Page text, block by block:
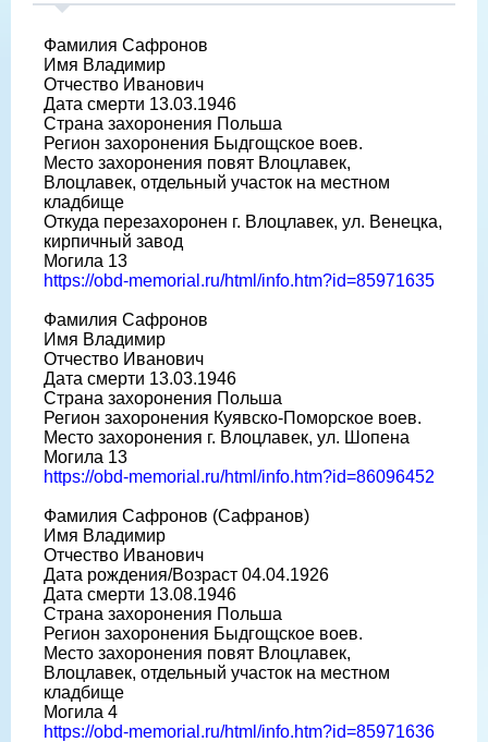
Фамилия Сафронов
Имя Владимир
Отчество Иванович
Дата смерти 13.03.1946
Страна захоронения Польша
Регион захоронения Быдгощское воев.
Место захоронения повят Влоцлавек,
Влоцлавек, отдельный участок на местном
кладбище
Откуда перезахоронен г. Влоцлавек, ул. Венецка,
кирпичный завод
Могила 13
https://obd-memorial.ru/html/info.htm?id=85971635
Фамилия Сафронов
Имя Владимир
Отчество Иванович
Дата смерти 13.03.1946
Страна захоронения Польша
Регион захоронения Куявско-Поморское воев.
Место захоронения г. Влоцлавек, ул. Шопена
Могила 13
https://obd-memorial.ru/html/info.htm?id=86096452
Фамилия Сафронов (Сафранов)
Имя Владимир
Отчество Иванович
Дата рождения/Возраст 04.04.1926
Дата смерти 13.08.1946
Страна захоронения Польша
Регион захоронения Быдгощское воев.
Место захоронения повят Влоцлавек,
Влоцлавек, отдельный участок на местном
кладбище
Могила 4
https://obd-memorial.ru/html/info.htm?id=85971636